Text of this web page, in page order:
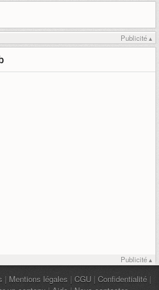
Publicité ▴
Publicité ▴
| Mentions légales | CGU | Confidentialité |